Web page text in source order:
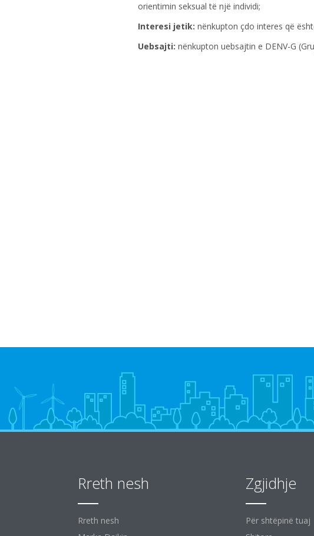
orientimin seksual të një individi;
Interesi jetik: nënkupton çdo interes që
Uebsajti: nënkupton uebsajtin e DENV-G
Rreth nesh
Rreth nesh
Zgjidhje
Për shtëpinë tuaj